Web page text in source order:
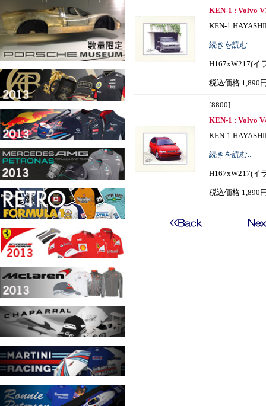
KEN-1 : Volvo
KEN-1
続きを読む..
H167xW217(イ
税込価格 1,890
[8800]
KEN-1 : Volvo
KEN-1
続きを読む..
H167xW217(イ
税込価格 1,890